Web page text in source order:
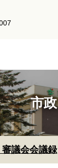
市政
議会会議録